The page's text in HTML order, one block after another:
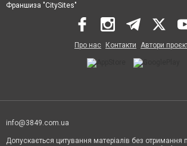
Франшиза "CitySites"
Про нас Контакти Автори
info@3849.com.ua
Допускається цитування матеріалів без отримання